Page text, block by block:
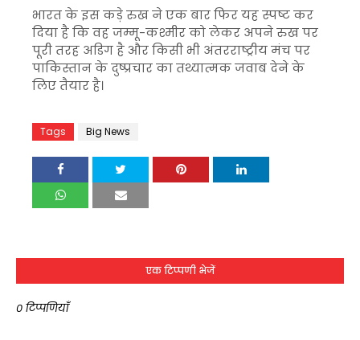
भारत के इस कड़े रुख ने एक बार फिर यह स्पष्ट कर
दिया है कि वह जम्मू-कश्मीर को लेकर अपने रुख पर
पूरी तरह अडिग है और किसी भी अंतरराष्ट्रीय मंच पर
पाकिस्तान के दुष्प्रचार का तथ्यात्मक जवाब देने के
लिए तैयार है।
Tags Big News
एक टिप्पणी भेजें
0 टिप्पणियाँ